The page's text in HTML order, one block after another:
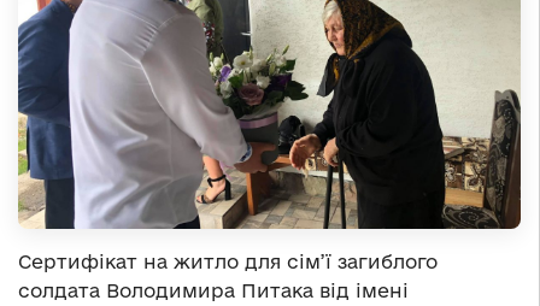
Сертифікат на житло для сім’ї загиблого
солдата Володимира Питака від імені